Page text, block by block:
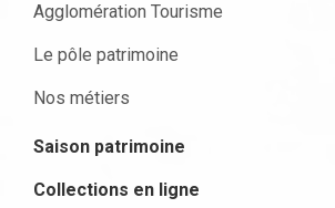
Agglomération Tourisme
Le pôle patrimoine
Nos métiers
Saison patrimoine
Collections en ligne